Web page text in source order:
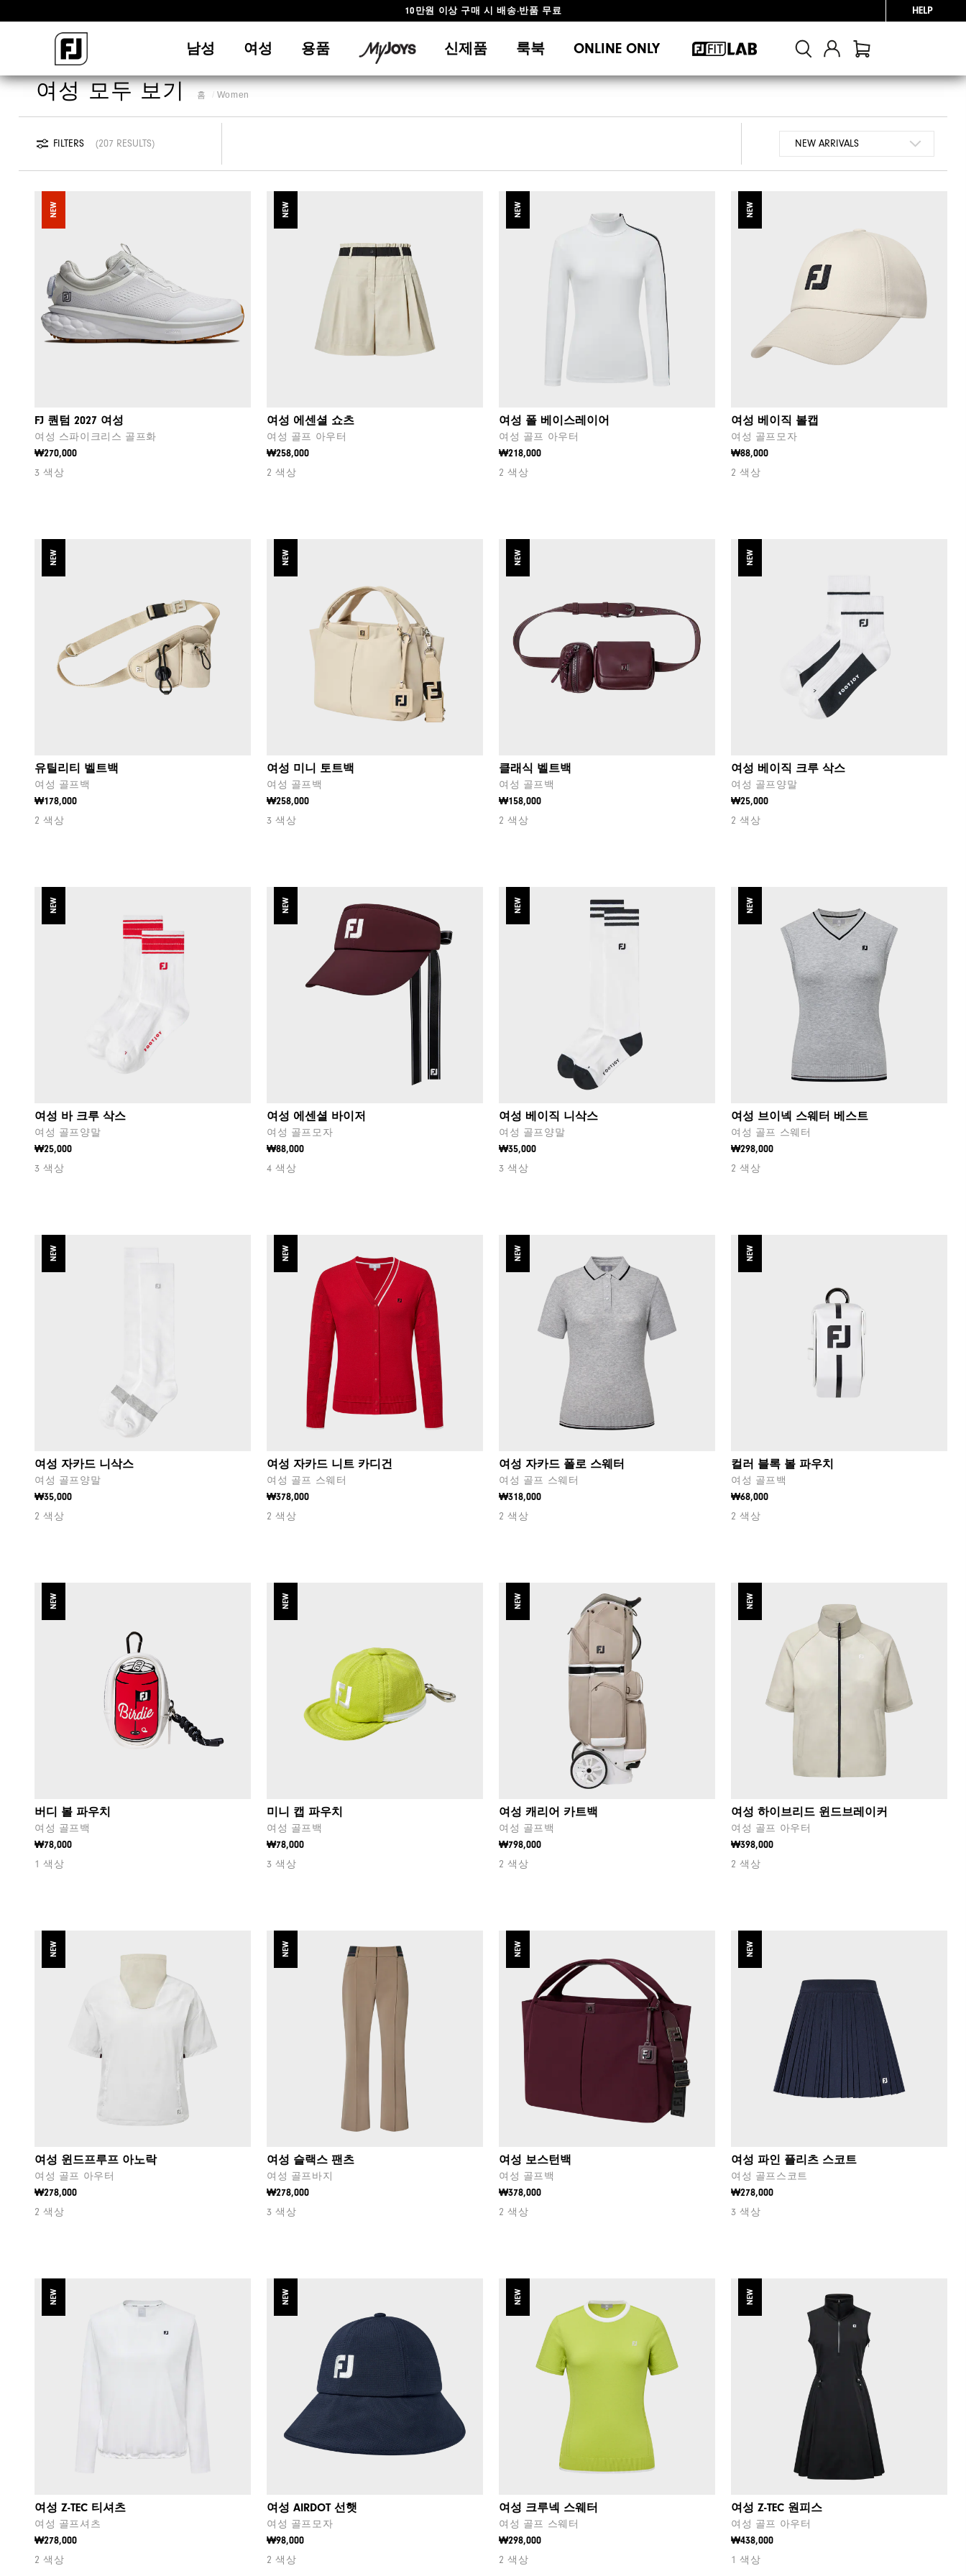
#1 SHOE IN GOLF #1 GLOVE IN GOLF
HELP
남성 여성 용품 신제품 룩북 ONLINE ONLY
홈 Women
여성 모두 보기
FILTERS 207 RESULTS
NEW
FJ 퀀텀 2027 여성
여성 스파이크리스 골프화
₩270,000
3 색상
NEW
여성 에센셜 쇼츠
여성 골프 아우터
₩258,000
2 색상
NEW
여성 폴 베이스레이어
여성 골프 아우터
₩218,000
2 색상
NEW
여성 베이직 볼캡
여성 골프모자
₩88,000
2 색상
NEW
유틸리티 벨트백
여성 골프백
₩178,000
2 색상
NEW
여성 미니 토트백
여성 골프백
₩258,000
3 색상
NEW
클래식 벨트백
여성 골프백
₩158,000
2 색상
NEW
여성 베이직 크루 삭스
여성 골프양말
₩25,000
2 색상
NEW
여성 바 크루 삭스
여성 골프양말
₩25,000
3 색상
NEW
여성 에센셜 바이저
여성 골프모자
₩88,000
4 색상
NEW
여성 베이직 니삭스
여성 골프양말
₩35,000
3 색상
NEW
여성 브이넥 스웨터 베스트
여성 골프 스웨터
₩298,000
2 색상
NEW
여성 자카드 니삭스
여성 골프양말
₩35,000
2 색상
NEW
여성 자카드 니트 카디건
여성 골프 스웨터
₩378,000
2 색상
NEW
여성 자카드 폴로 스웨터
여성 골프 스웨터
₩318,000
2 색상
NEW
컬러 블록 볼 파우치
여성 골프백
₩68,000
2 색상
NEW
버디 볼 파우치
여성 골프백
₩78,000
1 색상
NEW
미니 캡 파우치
여성 골프백
₩78,000
3 색상
NEW
여성 캐리어 카트백
여성 골프백
₩798,000
2 색상
NEW
여성 하이브리드 윈드브레이커
여성 골프 아우터
₩398,000
2 색상
NEW
여성 윈드프루프 아노락
여성 골프 아우터
₩278,000
2 색상
NEW
여성 슬랙스 팬츠
여성 골프바지
₩278,000
3 색상
NEW
여성 보스턴백
여성 골프백
₩378,000
2 색상
NEW
여성 파인 플리츠 스코트
여성 골프스코트
₩278,000
3 색상
NEW
여성 Z-TEC 티셔츠
여성 골프셔츠
₩278,000
2 색상
NEW
여성 AIRDOT 선햇
여성 골프모자
₩98,000
2 색상
NEW
여성 크루넥 스웨터
여성 골프 스웨터
₩298,000
2 색상
NEW
여성 Z-TEC 원피스
여성 골프 아우터
₩438,000
1 색상